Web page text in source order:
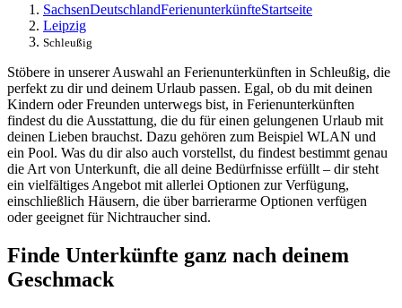
SachsenDeutschlandFerienunterkünfteStartseite
Leipzig
Schleußig
Stöbere in unserer Auswahl an Ferienunterkünften in Schleußig, die
perfekt zu dir und deinem Urlaub passen. Egal, ob du mit deinen
Kindern oder Freunden unterwegs bist, in Ferienunterkünften
findest du die Ausstattung, die du für einen gelungenen Urlaub mit
deinen Lieben brauchst. Dazu gehören zum Beispiel WLAN und
ein Pool. Was du dir also auch vorstellst, du findest bestimmt genau
die Art von Unterkunft, die all deine Bedürfnisse erfüllt – dir steht
ein vielfältiges Angebot mit allerlei Optionen zur Verfügung,
einschließlich Häusern, die über barrierarme Optionen verfügen
oder geeignet für Nichtraucher sind.
Finde Unterkünfte ganz nach deinem
Geschmack